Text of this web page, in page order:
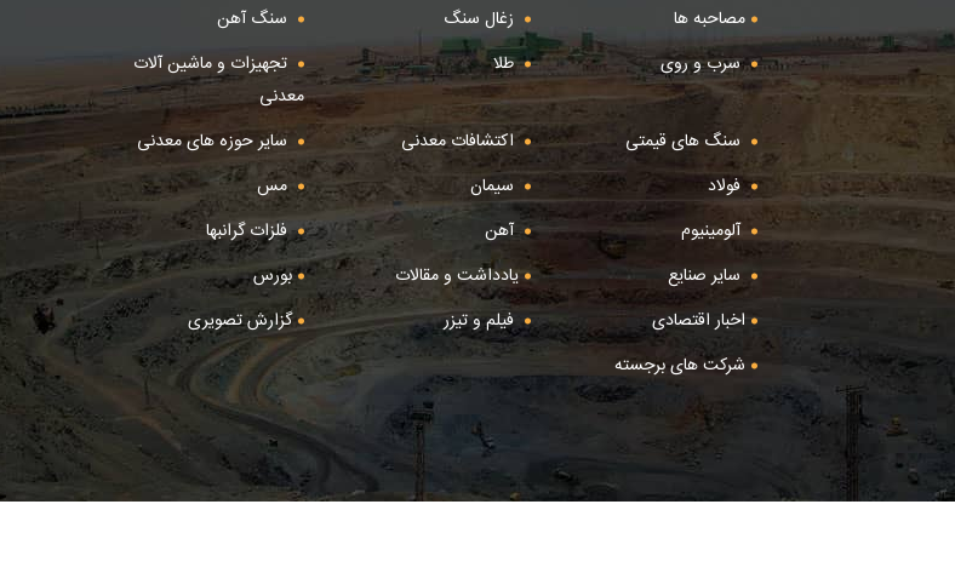
مصاحبه ها
زغال سنگ
سنگ آهن
سرب و روی
طلا
تجهیزات و ماشین آلات
معدنی
سنگ های قیمتی
اکتشافات معدنی
سایر حوزه های معدنی
فولاد
سیمان
مس
آلومینیوم
آهن
فلزات گرانبها
سایر صنایع
یادداشت و مقالات
بورس
اخبار اقتصادی
فیلم و تیزر
گزارش تصویری
شرکت های برجسته